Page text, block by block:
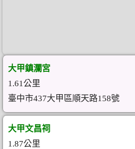
大甲鎮瀾宮
1.61公里
臺中市437大甲區順天路158號
大甲文昌祠
1.87公里